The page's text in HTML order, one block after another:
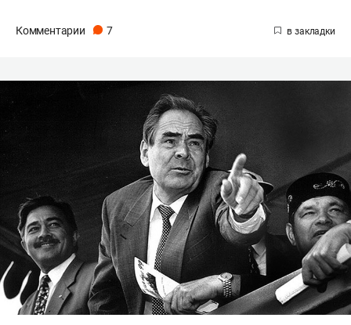
Комментарии 7